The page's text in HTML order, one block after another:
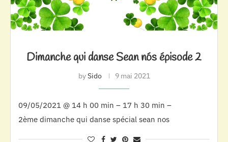
Dimanche qui danse Sean nós épisode 2
bySido 9 mai 2021
09/05/2021 @ 14 h 00 min – 17 h 30 min –
2ème dimanche qui danse spécial sean nos